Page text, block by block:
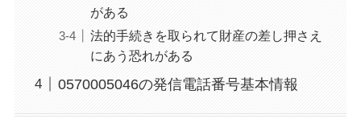
がある
法的手続きを取られて財産の差し押さえ
にあう恐れがある
0570005046の発信電話番号基本情報